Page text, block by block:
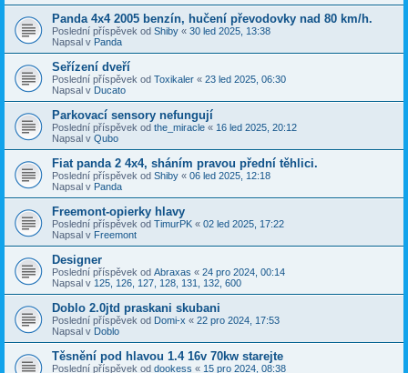
Panda 4x4 2005 benzín, hučení převodovky nad 80 km/h.
Poslední příspěvek od Shiby « 30 led 2025, 13:38
Napsal v Panda
Seřízení dveří
Poslední příspěvek od Toxikaler « 23 led 2025, 06:30
Napsal v Ducato
Parkovací sensory nefungují
Poslední příspěvek od the_miracle « 16 led 2025, 20:12
Napsal v Qubo
Fiat panda 2 4x4, sháním pravou přední těhlici.
Poslední příspěvek od Shiby « 06 led 2025, 12:18
Napsal v Panda
Freemont-opierky hlavy
Poslední příspěvek od TimurPK « 02 led 2025, 17:22
Napsal v Freemont
Designer
Poslední příspěvek od Abraxas « 24 pro 2024, 00:14
Napsal v 125, 126, 127, 128, 131, 132, 600
Doblo 2.0jtd praskani skubani
Poslední příspěvek od Domi-x « 22 pro 2024, 17:53
Napsal v Doblo
Těsnění pod hlavou 1.4 16v 70kw starejte
Poslední příspěvek od dookess « 15 pro 2024, 08:38